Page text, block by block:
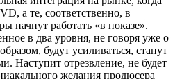
а те, соответственно, в
начнут работать «в показе».
в два уровня, не говоря уже о
будут усиливаться, станут
Наступит отрезвление, не будет
желания продюсера